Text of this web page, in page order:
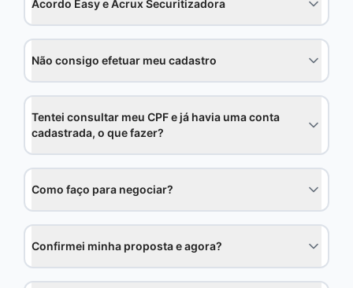
Acordo Easy e Acrux Securitizadora
Não consigo efetuar meu cadastro
Tentei consultar meu CPF e já havia uma conta
cadastrada, o que fazer?
Como faço para negociar?
Confirmei minha proposta e agora?